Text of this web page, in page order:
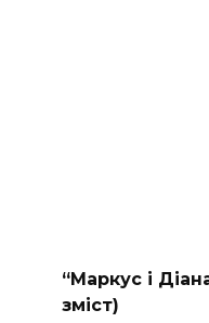
“Маркус і
зміст)